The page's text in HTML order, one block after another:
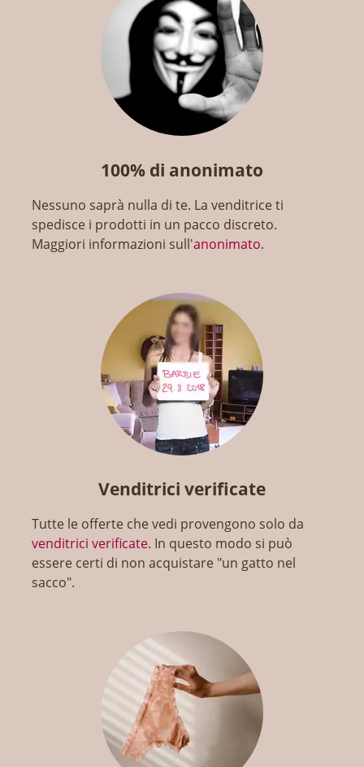
100% di anonimato
Nessuno saprà nulla di te. La venditrice ti
spedisce i prodotti in un pacco discreto.
Maggiori informazioni sull'anonimato.
Venditrici verificate
Tutte le offerte che vedi provengono solo da
venditrici verificate. In questo modo si può
essere certi di non acquistare "un gatto nel
sacco".